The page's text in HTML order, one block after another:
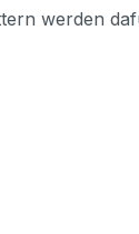
werden